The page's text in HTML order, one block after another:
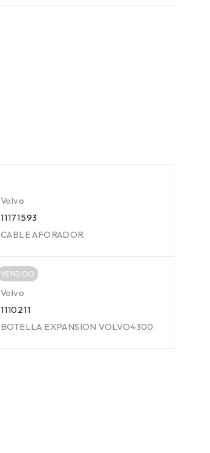
Volvo
11171593
CABLE AFORADOR
VENDIDO
Volvo
1110211
BOTELLA EXPANSION VOLVO4300